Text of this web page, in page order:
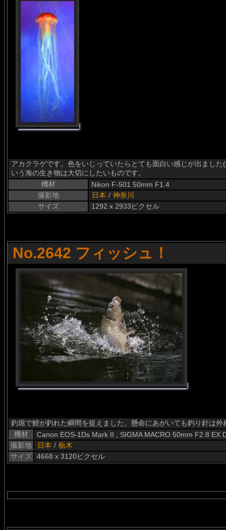
アカクラゲです。色をいじっていたらとても面白い感じが出まし
いう海の生き物は大切にしたいものです。
機材
Nikon F-501 50mm F1.4
撮影地
日本 / 神奈川
サイズ
1292 x 2933ピクセル
No.2642 フィッシュ！
釣堀で鯉が釣れた瞬間を捉えました。懸命にあがいても釣り針は外
機材
Canon EOS-1Ds Mark II , SIGMA MACRO 50mm F2.8 EX
撮影地
日本 / 栃木
サイズ
4668 x 3120ピクセル